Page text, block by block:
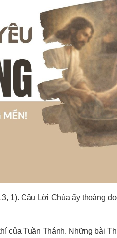
1). Câu Lời Chúa ấy thoáng
của Tuần Thánh. Những bài